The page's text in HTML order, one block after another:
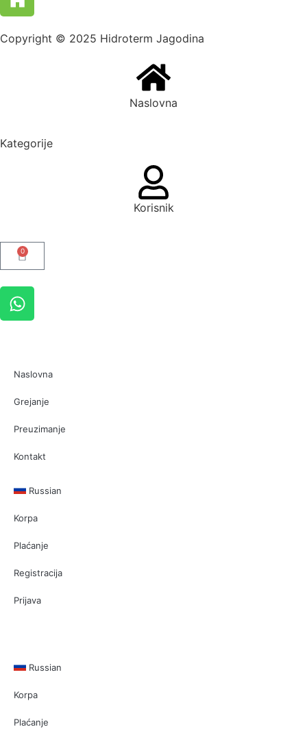
Copyright © 2025 Hidroterm Jagodina
Naslovna
Kategorije
Korisnik
0
Naslovna
Grejanje
Preuzimanje
Kontakt
Russian
Korpa
Plaćanje
Registracija
Prijava
Russian
Korpa
Plaćanje